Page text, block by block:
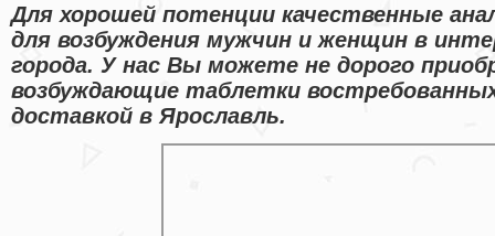
Для хорошей потенции качественные
для возбуждения мужчин и женщин в
города. У нас Вы можете не дорого
возбуждающие таблетки
доставкой в Ярославль.